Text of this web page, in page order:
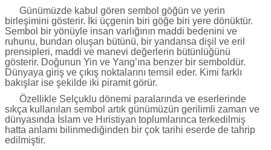
Günümüzde kabul gören sembol göğün ve yerin
birleşimini gösterir. İki üçgenin biri göğe biri yere dönüktür.
Sembol bir yönüyle insan varlığının maddi bedenini ve
ruhunu, bundan oluşan bütünü, bir yandansa dişil ve eril
prensipleri, maddi ve manevi değerlerin bütünlüğünü
gösterir. Doğunun Yin ve Yang’ına benzer bir semboldür.
Dünyaya giriş ve çıkış noktalarını temsil eder. Kimi farklı
bakışlar ise şekilde iki piramit görür.
Özellikle Selçuklu dönemi paralarında ve eserlerinde
sıkça kullanılan sembol artık günümüzün gerilimli zaman ve
dünyasında İslam ve Hıristiyan toplumlarınca terkedilmiş
hatta anlamı bilinmediğinden bir çok tarihi eserde de tahrip
edilmiştir.